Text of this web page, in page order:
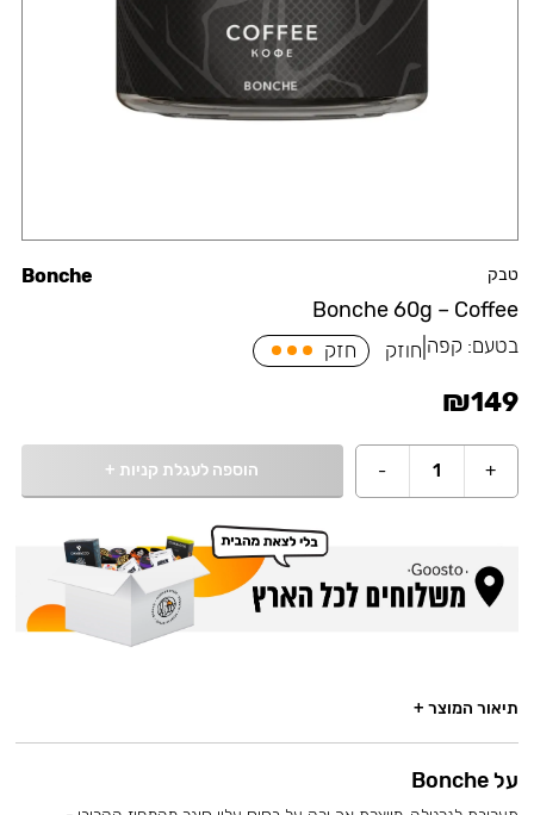
טבק
Bonche 60g – Coffee
Bonche
בטעם: קפה חוזק חזק
₪149
+
1
- הוספה לעגלת קניות +
תיאור המוצר +
על Bonche